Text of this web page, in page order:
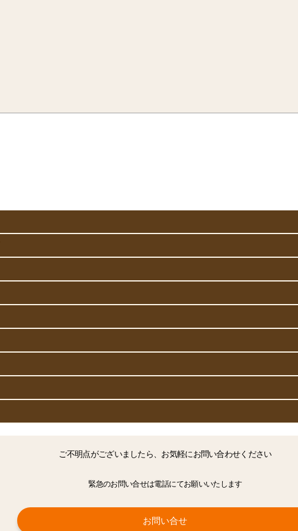
ご不明点がございましたら、 お気軽にお問い合わせください
緊急のお問い合せは電話にてお願いいたします
お問い合せ